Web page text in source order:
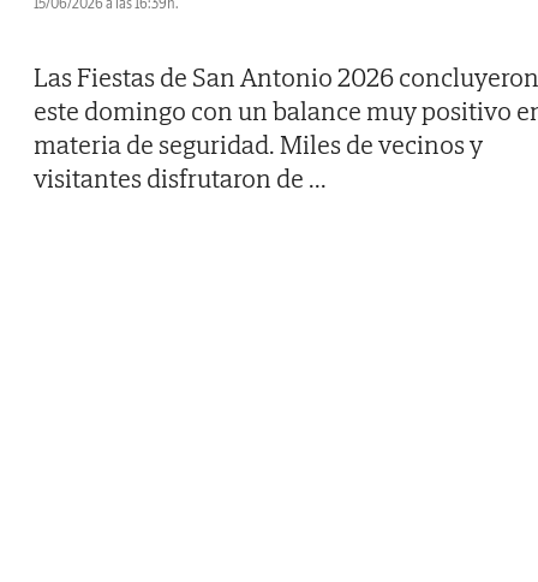
Las Fiestas de San Antonio 2026 concluyeron
este domingo con un balance muy positivo
materia de seguridad. Miles de vecinos y
visitantes disfrutaron de ...